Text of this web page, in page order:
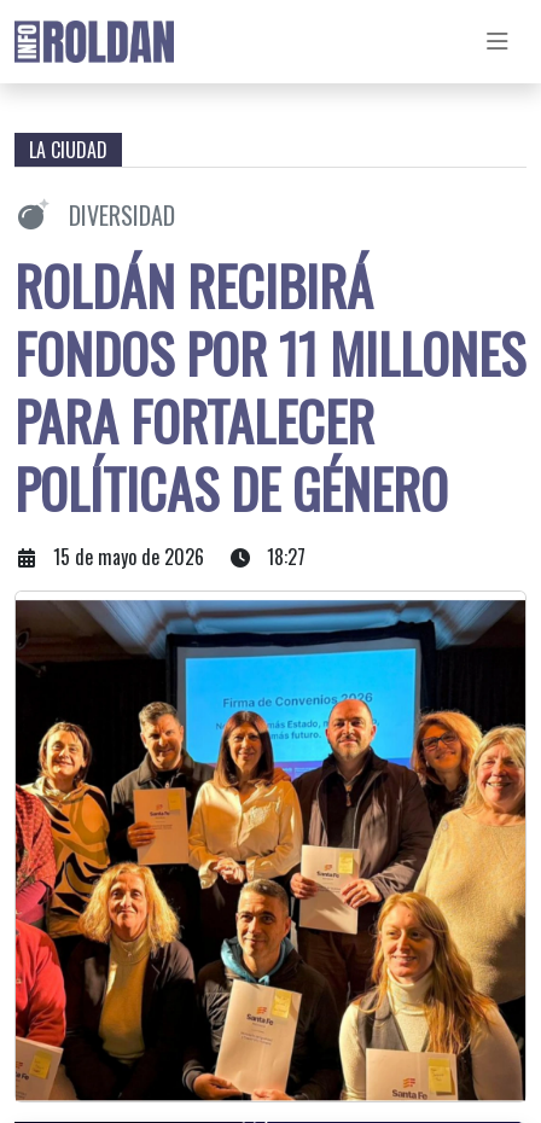
LA CIUDAD
DIVERSIDAD
ROLDÁN RECIBIRÁ
FONDOS POR 11 MILLONES
PARA FORTALECER
POLÍTICAS DE GÉNERO
15 de mayo de 2026 18:27